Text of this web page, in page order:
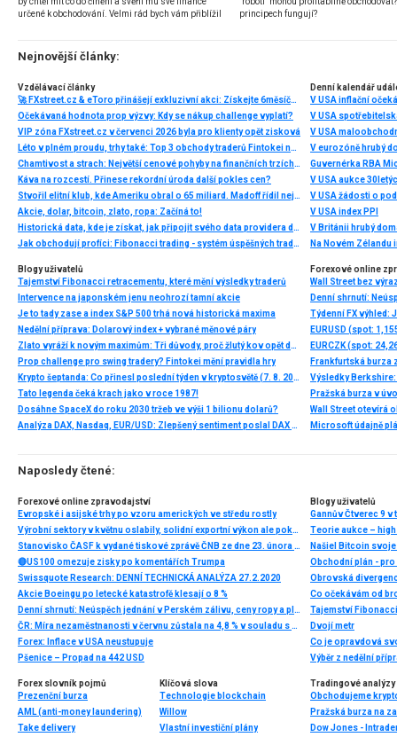
určené k obchodování. Velmi rád bych vám přiblížil
několik příkladů nejznámějších z nich.
principech fungují?
Nejnovější články:
Vzdělávací články
🚀 FXstreet.cz & eToro přinášejí exkluzivní akci: Získejte 6měsíční členství ve VIP zóně ZDARMA
Očekávaná hodnota prop výzvy: Kdy se nákup challenge vyplatí?
VIP zóna FXstreet.cz v červenci 2026 byla pro klienty opět zisková
Léto v plném proudu, trhy také: Top 3 obchody traderů Fintokei na indexech a zlatě
Chamtivost a strach: Největší cenové pohyby na finančních trzích (červenec 2026)
Káva na rozcestí. Přinese rekordní úroda další pokles cen?
Stvořil elitní klub, kde Ameriku obral o 65 miliard. Madoff řídil největší Ponzi dějin
Akcie, dolar, bitcoin, zlato, ropa: Začíná to!
Historická data, kde je získat, jak připojit svého data providera do MultiCharts a proč je budeme potřebovat? (4. díl)
Jak obchodují profíci: Fibonacci trading - systém úspěšných traderů
Denní kalendář
V USA inflační
V USA
V USA
V eurozóně hrubý
Guvernérka RBA
V USA aukce
V USA žádosti o
V USA index PPI
V Británii hrubý
Na Novém Zélandu
Blogy uživatelů
Tajemství Fibonacci retracementu, které mění výsledky traderů
Intervence na japonském jenu neohrozí tamní akcie
Je to tady zase a index S&P 500 trhá nová historická maxima
Nedělní příprava: Dolarový index + vybrané měnové páry
Zlato vyráží k novým maximům: Tři důvody, proč žlutý kov opět dominuje
Prop challenge pro swing tradery? Fintokei mění pravidla hry
Krypto šeptanda: Co přinesl poslední týden v kryptosvětě (7. 8. 2026)
Tato legenda čeká krach jako v roce 1987!
Dosáhne SpaceX do roku 2030 tržeb ve výši 1 bilionu dolarů?
Analýza DAX, Nasdaq, EUR/USD: Zlepšený sentiment poslal DAX na nová maxima
Forexové online
Wall Street bez
EURUSD (spot:
EURCZK (spot:
Frankfurtská burza
Výsledky
Pražská burza v
Wall Street otevírá
Microsoft údajně
Naposledy čtené:
Forexové online zpravodajství
Evropské i asijské trhy po vzoru amerických ve středu rostly
Výrobní sektory v květnu oslabily, solidní exportní výkon ale pokračoval
Stanovisko ČASF k vydané tiskové zprávě ČNB ze dne 23. února 2026
🔴US100 omezuje zisky po komentářích Trumpa
Swissquote Research: DENNÍ TECHNICKÁ ANALÝZA 27.2.2020
Akcie Boeingu po letecké katastrofě klesají o 8 %
Denní shrnutí: Neúspěch jednání v Perském zálivu, ceny ropy a plynu prudce rostou
ČR: Míra nezaměstnanosti v červnu zůstala na 4,8 % v souladu s očekáváním
Forex: Inflace v USA neustupuje
Pšenice – Propad na 442 USD
Blogy uživatelů
Gannův Čtverec 9 v
Teorie aukce – high
Našiel Bitcoin
Obchodní plán - pro
Obrovská
Co očekávám od
Tajemství
Dvojí metr
Co je opravdová
Forex slovník pojmů
Prezenční burza
AML (anti-money laundering)
Take delivery
Klíčová slova
Technologie blockchain
Willow
Vlastní investiční plány
Tradingové analýzy
Pražská burza na
Dow Jones -